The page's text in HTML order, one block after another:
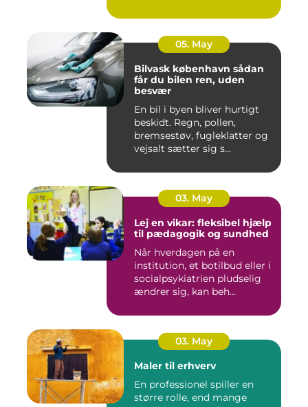
05. May
Bilvask københavn sådan
får du bilen ren, uden
besvær
En bil i byen bliver hurtigt
beskidt. Regn, pollen,
bremsestøv, fugleklatter og
vejsalt sætter sig s...
03. May
Lej en vikar: fleksibel hjælp
til pædagogik og sundhed
Når hverdagen på en
institution, et botilbud eller i
socialpsykiatrien pludselig
ændrer sig, kan beh...
03. May
Maler til erhverv
En professionel spiller en
større rolle, end mange